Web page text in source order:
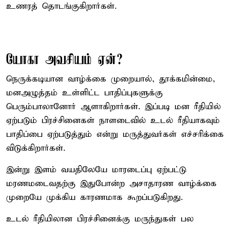
உணரத் தொடங்குகிறார்கள்.
யோகா அவசியம் ஏன்?
நெருக்கடியான வாழ்க்கை முறையால், தூக்கமின்மை,
மனஅழுத்தம் உள்ளிட்ட பாதிப்புகளுக்கு
பெரும்பாலானோர் ஆளாகிறார்கள். இப்படி மன ரீதியில்
ஏற்படும் பிரச்சினைகள் நாளடைவில் உடல் ரீதியாகவும்
பாதிப்பை ஏற்படுத்தும் என்று மருத்துவர்கள் எச்சரிக்கை
விடுக்கிறார்கள்.
இன்று இளம் வயதிலேயே மாரடைப்பு ஏற்பட்டு
மரணமடைவதற்கு இதுபோன்ற அசாதாரண வாழ்க்கை
முறையே முக்கிய காரணமாக கூறப்படுகிறது.
உடல் ரீதியிலான பிரச்சினைக்கு மருந்துகள் பல